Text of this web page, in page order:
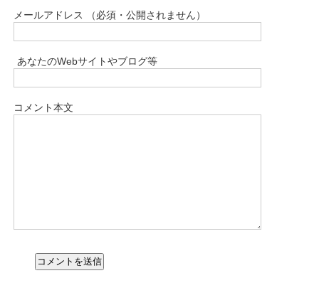
メールアドレス （必須・公開されません）
あなたのWebサイトやブログ等
コメント本文